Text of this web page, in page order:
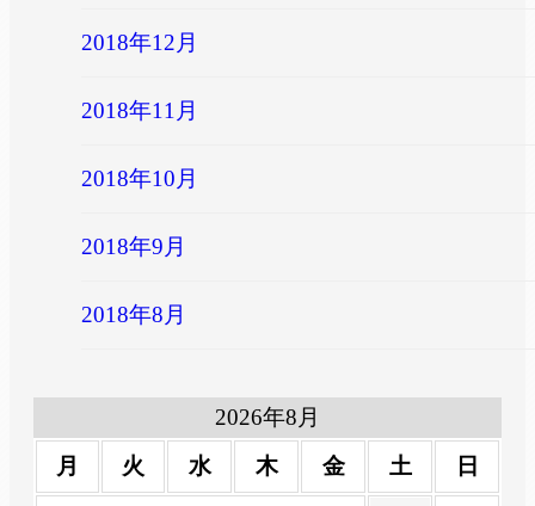
2018年12月
2018年11月
2018年10月
2018年9月
2018年8月
2026年8月
月
火 水 木 金 土 日